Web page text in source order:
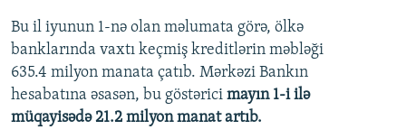
360p
480p
720p
Bu il iyunun 1-nə olan məlumata görə, ölkə
banklarında vaxtı keçmiş kreditlərin məbləği
635.4 milyon manata çatıb. Mərkəzi Bankın
hesabatına əsasən, bu göstərici mayın 1-i ilə
müqayisədə 21.2 milyon manat artıb.